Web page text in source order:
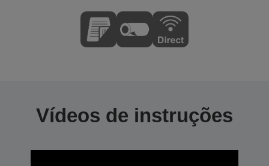
Vídeos de instruções